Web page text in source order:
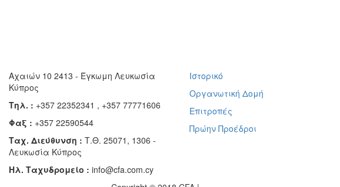
Αχαιών 10 2413 - Έγκωμη Λευκωσία
Κύπρος
Τηλ. : +357 22352341 , +357 77771606
Φαξ : +357 22590544
Ταχ. Διεύθυνση : Τ.Θ. 25071, 1306 -
Λευκωσία Κύπρος
Ηλ. Ταχυδρομείο : info@cfa.com.cy
Ιστορικό
Οργανωτική Δομή
Επιτροπές
Πρώην Προέδροι